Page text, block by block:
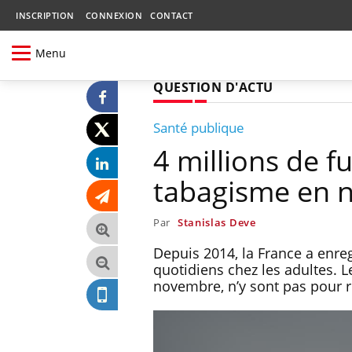
INSCRIPTION CONNEXION CONTACT
Menu
QUESTION D'ACTU
Santé publique
4 millions de
tabagisme en
Par Stanislas Deve
Depuis 2014, la France a
quotidiens chez les adultes.
novembre, n’y sont pas pour